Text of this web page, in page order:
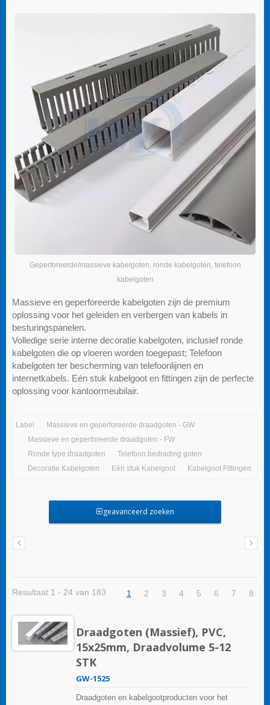
Geperforeerde/massieve kabelgoten, ronde kabelgoten, telefoon
kabelgoten
Massieve en geperforeerde kabelgoten zijn de premium
oplossing voor het geleiden en verbergen van kabels in
besturingspanelen.
Volledige serie interne decoratie kabelgoten, inclusief ronde
kabelgoten die op vloeren worden toegepast; Telefoon
kabelgoten ter bescherming van telefoonlijnen en
internetkabels. Eén stuk kabelgoot en fittingen zijn de perfecte
oplossing voor kantoormeubilair.
Label
Massieve en geperforeerde draadgoten - GW
Massieve en geperforeerde draadgoten - FW
Ronde type draadgoten
Telefoon bedrading goten
Decoratie Kabelgoten
Eén stuk Kabelgoot Kabelgoot Fittingen
geavanceerd zoeken
Resultaat 1 - 24 van 183 1 2 3 4 5 6 7 8
Draadgoten (Massief), PVC,
15x25mm, Draadvolume 5-12
STK
GW-1525
Draadgoten en kabelgootproducten voor het